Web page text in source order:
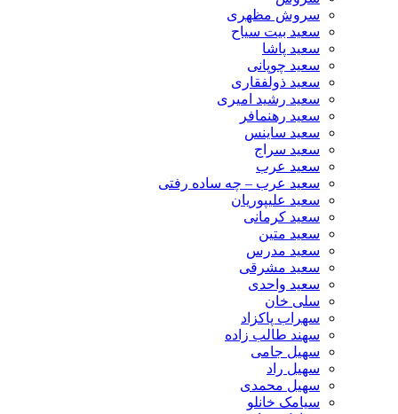
سروش مظهری
سعید بیت سیاح
سعید پاشا
سعید چوپانی
سعید ذولفقاری
سعید رشید امیری
سعید رهنمافر
سعید ساینس
سعید سراج
سعید عرب
سعید عرب – چه ساده رفتی
سعید علیپوریان
سعید کرمانی
سعید متین
سعید مدرس
سعید مشرقی
سعید واحدی
سلی خان
سهراب پاکزاد
سهند طالب زاده
سهیل جامی
سهیل راد
سهیل محمدی
سیامک خانلو